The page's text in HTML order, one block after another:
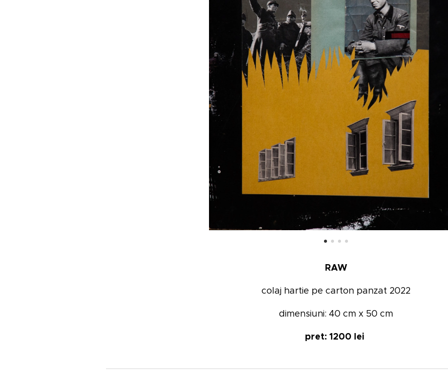
RAW
colaj hartie pe carton panzat 2022
dimensiuni: 40 cm x 50 cm
pret: 1200 lei